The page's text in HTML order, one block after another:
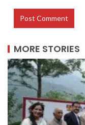
MORE STORIES